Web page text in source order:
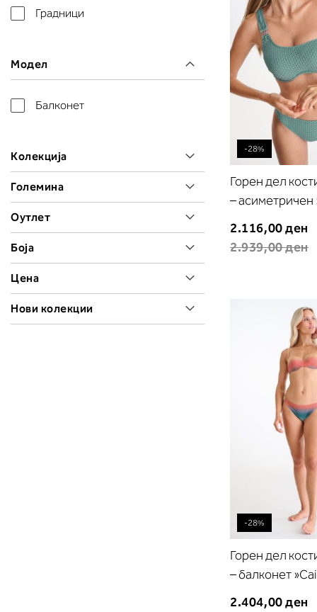
-28%
Горен дел
– асиметричен
2.116,00 ден
2.939,00 ден
-28%
Горен дел
– балконет
2.404,00 ден
Градници
Модел
Балконет
Колекција
Големина
Оутлет
Боја
Цена
Нови колекции